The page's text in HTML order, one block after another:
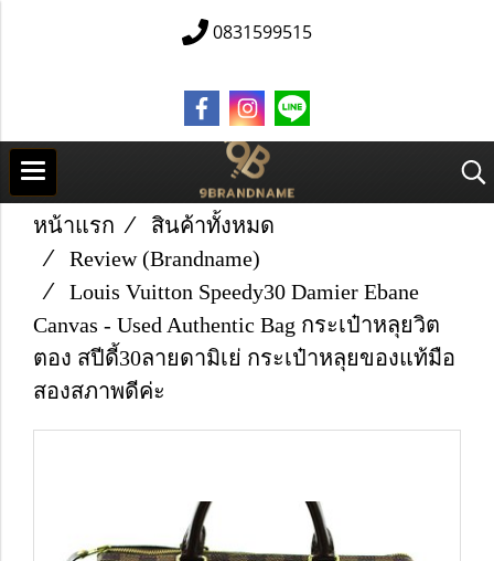
0831599515
หน้าแรก
สินค้าทั้งหมด
Review (Brandname)
Louis Vuitton Speedy30 Damier Ebane
Canvas - Used Authentic Bag กระเป๋าหลุยวิต
ตอง สปีดี้30ลายดามิเย่ กระเป๋าหลุยของแท้มือ
สองสภาพดีค่ะ